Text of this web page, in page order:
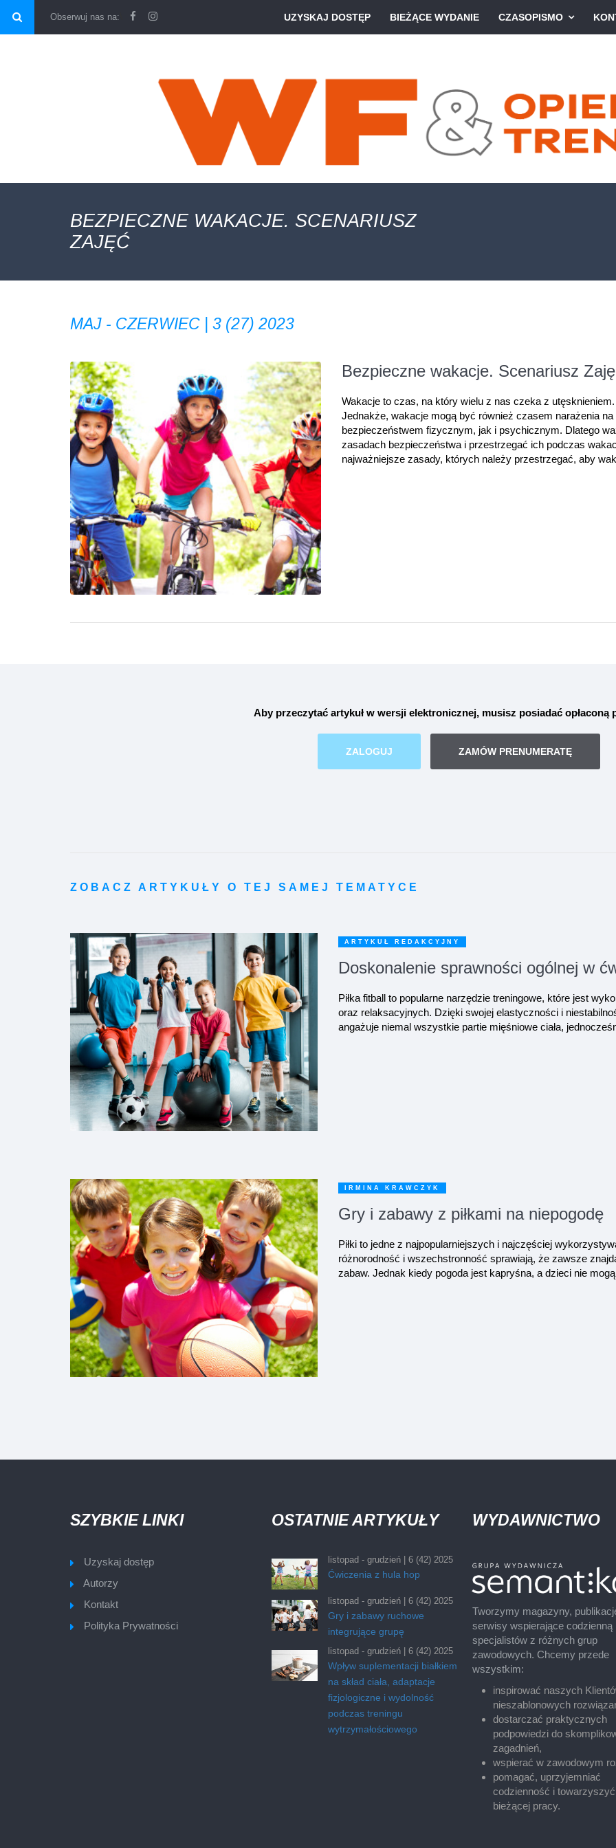
Obserwuj nas na: UZYSKAJ DOSTĘP BIEŻĄCE WYDANIE CZASOPISMO
BEZPIECZNE WAKACJE. SCENARIUSZ
ZAJĘĆ
MAJ - CZERWIEC | 3 (27) 2023
Bezpieczne wakacje. Scenariusz
Wakacje to czas, na który wielu z nas czeka z
Jednakże, wakacje mogą być również czasem narażenia
bezpieczeństwem fizycznym, jak i psychicznym. Dlatego
zasadach bezpieczeństwa i przestrzegać ich podczas
najważniejsze zasady, których należy przestrzegać, aby
Aby przeczytać artykuł w wersji elektronicznej, musisz posiadać opłaconą
ZALOGUJ ZAMÓW PRENUMERATĘ
ZOBACZ ARTYKUŁY O TEJ SAMEJ TEMATYCE
ARTYKUŁ REDAKCYJNY
Doskonalenie sprawności ogólnej w
Piłka fitball to popularne narzędzie treningowe, które jest
oraz relaksacyjnych. Dzięki swojej elastyczności i
angażuje niemal wszystkie partie mięśniowe ciała,
IRMINA KRAWCZYK
Gry i zabawy z piłkami na niepogodę
Piłki to jedne z najpopularniejszych i najczęściej
różnorodność i wszechstronność sprawiają, że zawsze
zabaw. Jednak kiedy pogoda jest kapryśna, a dzieci nie
SZYBKIE LINKI
Uzyskaj dostęp
Autorzy
Kontakt
Polityka Prywatności
OSTATNIE ARTYKUŁY
listopad - grudzień | 6 (42) 2025
Ćwiczenia z hula hop
listopad - grudzień | 6 (42) 2025
Gry i zabawy ruchowe
integrujące grupę
listopad - grudzień | 6 (42) 2025
Wpływ suplementacji białkiem
na skład ciała, adaptacje
fizjologiczne i wydolność
podczas treningu
wytrzymałościowego
WYDAWNICTWO
Tworzymy magazyny,
serwisy wspierające codzienną
specjalistów z różnych grup
zawodowych. Chcemy przede
wszystkim:
inspirować naszych
nieszablonowych
dostarczać praktycznych
podpowiedzi do
zagadnień,
wspierać w zawodowym
pomagać, uprzyjemniać
codzienność i
bieżącej pracy.